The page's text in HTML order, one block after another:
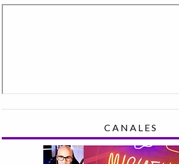
CANALES